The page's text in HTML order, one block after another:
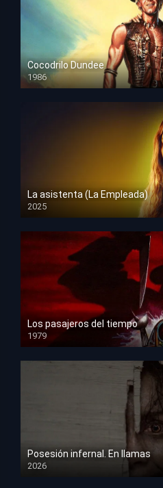
Cocodrilo Dundee
1986
HD 1080p
La asistenta (La Empleada)
2025
HD 1080p
Los pasajeros del tiempo
1979
HD 1080p
Posesión infernal. En llamas
2026
HD 1080p